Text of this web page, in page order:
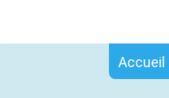
Accueil